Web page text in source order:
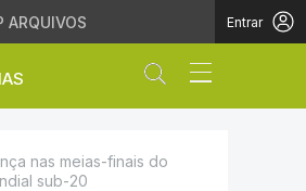
ARQUIVOS Entrar
Abrir campo
nas meias-finais do
sub-20